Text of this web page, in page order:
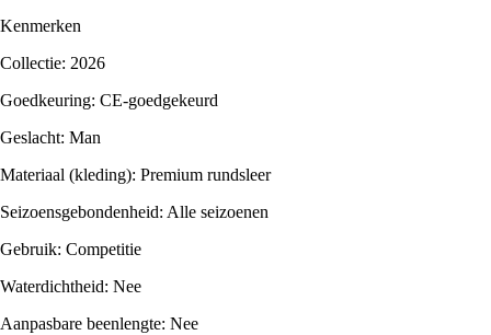
Kenmerken
Collectie: 2026
Goedkeuring: CE-goedgekeurd
Geslacht: Man
Materiaal (kleding): Premium rundsleer
Seizoensgebondenheid: Alle seizoenen
Gebruik: Competitie
Waterdichtheid: Nee
Aanpasbare beenlengte: Nee